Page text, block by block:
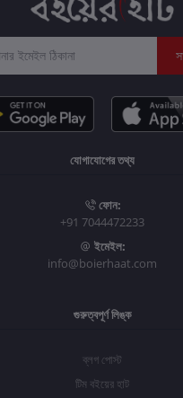
যোগাযোগের তথ্য
ফোন:
+91 7044472233
ইমেইল:
info@boierhaat.com
গুরুত্বপূর্ণ লিঙ্ক
ব্লগ পোস্ট
টিম বইয়ের হাট